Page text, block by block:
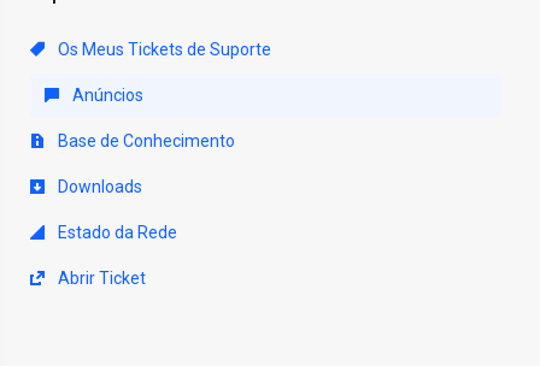
Os Meus Tickets de Suporte
Anúncios
Base de Conhecimento
Downloads
Estado da Rede
Abrir Ticket